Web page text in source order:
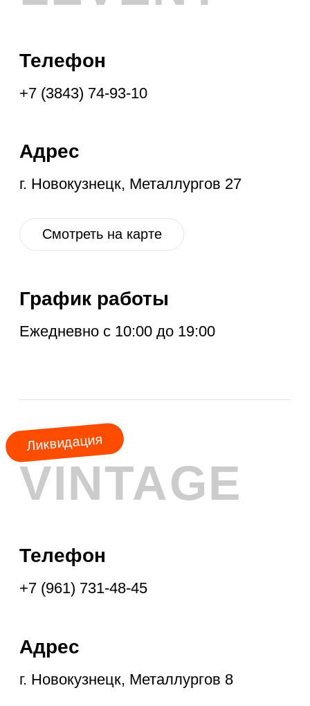
Социальные
сети
Ежедневно с 10:00 до 19:00
VK OK IG YT
ГЛАВНАЯ
КОНТАКТЫДИСКОНТ
НОВОЕ
ПОДПИСКА НА
РАССЫЛКУ
Расскажем про новые поступления,
КУРТКИ ШУБЫ
ПУХОВИКИ
ПАЛЬТО ПЛАЩИ
ДУБЛЁНКИ
ЖИЛЕТЫ
ФРЕНЧИ